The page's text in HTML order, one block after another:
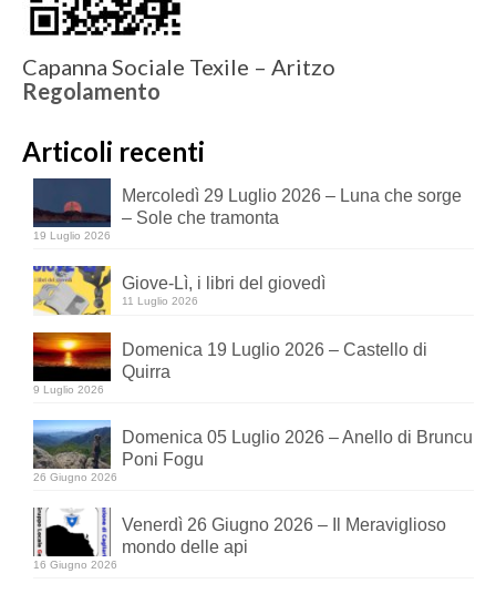
Capanna Sociale Texile – Aritzo
Regolamento
Articoli recenti
Mercoledì 29 Luglio 2026 – Luna che sorge
– Sole che tramonta
19 Luglio 2026
Giove-Lì, i libri del giovedì
11 Luglio 2026
Domenica 19 Luglio 2026 – Castello di
Quirra
9 Luglio 2026
Domenica 05 Luglio 2026 – Anello di Bruncu
Poni Fogu
26 Giugno 2026
Venerdì 26 Giugno 2026 – Il Meraviglioso
mondo delle api
16 Giugno 2026